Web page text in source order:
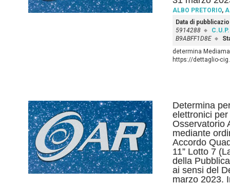
ALBO PRETORIO,
Data di
5914288
C.U.P.
B9ABFF1D8E
determina
https://dettaglio-
Determina
elettronici per
Osservatorio
mediante
Accordo
11” Lotto 7
della
ai sensi del
marzo 2023.